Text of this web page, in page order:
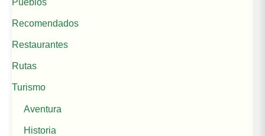
Recomendados
Restaurantes
Rutas
Turismo
Aventura
Historia